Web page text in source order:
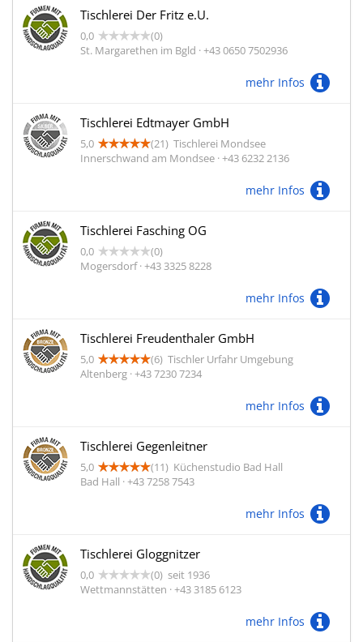
Tischlerei Der Fritz e.U.
0,0
(0)
St. Margarethen im Bgld · +43 0650 7502936
mehr Infos
Tischlerei Edtmayer GmbH
5,0 (21) Tischlerei Mondsee
Innerschwand am Mondsee · +43 6232 2136
mehr Infos
Tischlerei Fasching OG
0,0
(0)
Mogersdorf · +43 3325 8228
mehr Infos
Tischlerei Freudenthaler GmbH
5,0 (6) Tischler Urfahr Umgebung
Altenberg · +43 7230 7234
mehr Infos
Tischlerei Gegenleitner
5,0 (11) Küchenstudio Bad Hall
Bad Hall · +43 7258 7543
mehr Infos
Tischlerei Gloggnitzer
0,0 (0) seit 1936
Wettmannstätten · +43 3185 6123
mehr Infos